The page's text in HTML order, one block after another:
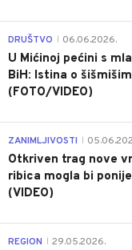
DRUŠTVO 06.06.2026.
U Mićinoj pećini s
BiH: Istina o
(FOTO/VIDEO)
ZANIMLJIVOSTI
Otkriven trag nove
ribica mogla bi
(VIDEO)
REGION 29.05.2026.